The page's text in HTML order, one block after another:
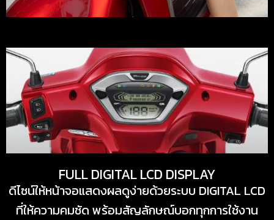
FULL DIGITAL LCD DISPLAY
ดีไซน์ให้หน้าจอแสดงผลดูง่ายด้วยระบบ DIGITAL LCD
ที่ให้ความคมชัด พร้อมสัญลักษณ์บอกทุกการใช้งาน